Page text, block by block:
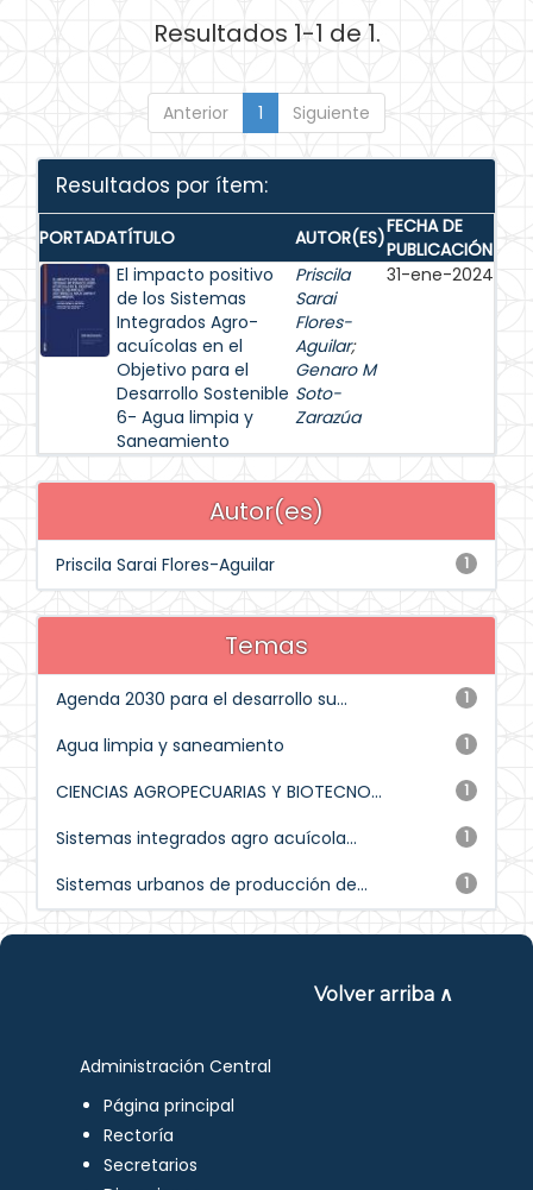
Resultados 1-1 de 1.
Anterior 1 Siguiente
Resultados por ítem:
PORTADATÍTULO AUTOR(ES)FECHA DE
PUBLICACIÓN
El impacto positivo
de los Sistemas
Integrados Agro-
acuícolas en el
Objetivo para el
Desarrollo Sostenible
6- Agua limpia y
Saneamiento
Priscila
Sarai
Flores-
Aguilar;
Genaro M
Soto-
Zarazúa
31-ene-2024
Autor(es)
1
Priscila Sarai Flores-Aguilar
Temas
1
Agenda 2030 para el desarrollo su...
1
Agua limpia y saneamiento
1
CIENCIAS AGROPECUARIAS Y BIOTECNO...
1
Sistemas integrados agro acuícola...
1
Sistemas urbanos de producción de...
Volver arriba ∧
Administración Central
Página principal
Rectoría
Secretarios